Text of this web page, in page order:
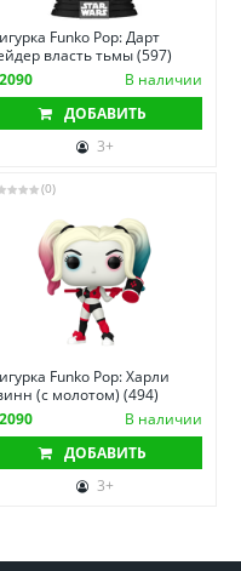
Funko Pop: Дарт
власть тьмы (597)
В наличии
ДОБАВИТЬ
3+
(0)
Funko Pop: Харли
(с молотом) (494)
В наличии
ДОБАВИТЬ
3+